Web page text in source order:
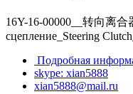
16Y-16-00000__转向离合
сцепление_Steering
Подробная
skype: xian5888
xian5888@mail.ru